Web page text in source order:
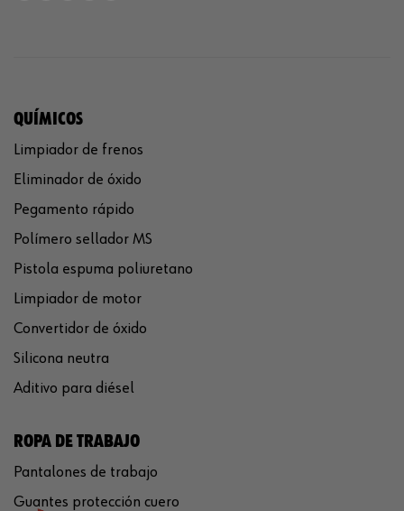
QUÍMICOS
Limpiador de frenos
Eliminador de óxido
Pegamento rápido
Polímero sellador MS
Pistola espuma poliuretano
Limpiador de motor
Convertidor de óxido
Silicona neutra
Aditivo para diésel
ROPA DE TRABAJO
Pantalones de trabajo
Guantes protección cuero